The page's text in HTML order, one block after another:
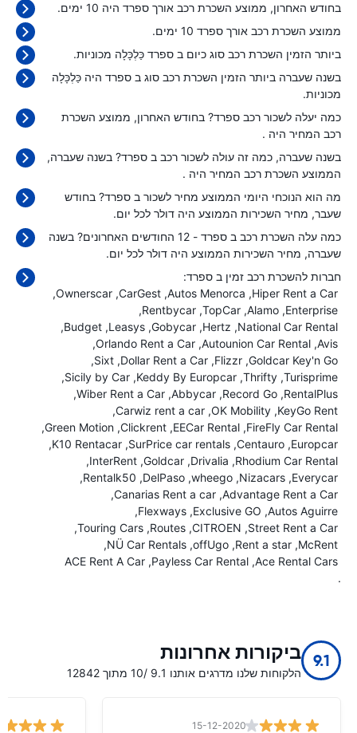
בחודש האחרון, ממוצע השכרת רכב אורך ספרד היה 10 ימים.
ממוצע השכרת רכב אורך ספרד 10 ימים.
ביותר הזמין השכרת רכב סוג כיום ב ספרד כַּלְכָּלָה מכוניות.
בשנה שעברה ביותר הזמין השכרת רכב סוג ב ספרד היה כַּלְכָּלָה
מכוניות.
כמה יעלה לשכור רכב ספרד? בחודש האחרון, ממוצע השכרת
רכב המחיר היה .
בשנה שעברה, כמה זה עולה לשכור רכב ב ספרד? בשנה שעברה,
הממוצע השכרת רכב המחיר היה .
מה הוא הנוכחי היומי הממוצע מחיר לשכור ב ספרד? בחודש
שעבר, מחיר השכירות הממוצע היה דולר לכל יום.
כמה עלה השכרת רכב ב ספרד - 12 החודשים האחרונים? בשנה
שעברה, מחיר השכירות הממוצע היה דולר לכל יום.
חברות להשכרת רכב זמין ב ספרד:
Hiper Rent a Car
Autos Menorca
CarGest
Ownerscar
Enterprise
Alamo
TopCar
Rentbycar
National Car Rental
Hertz
Gobycar
Leasys
Budget
Avis
Autounion Car Rental
Orlando Rent a Car
Goldcar Key'n Go
Flizzr
Dollar Rent a Car
Sixt
Turisprime
Thrifty
Keddy By Europcar
Sicily by Car
RentalPlus
Record Go
Abbycar
Wiber Rent a Car
KeyGo Rent
OK Mobility
Carwiz rent a car
FireFly Car Rental
EECar Rental
Clickrent
Green Motion
Europcar
Centauro
SurPrice car rentals
K10 Rentacar
Rhodium Car Rental
Drivalia
Goldcar
InterRent
Everycar
Nizacars
wheego
DelPaso
Rentalk50
Advantage Rent a Car
Canarias Rent a car
Autos Aguirre
Exclusive GO
Flexways
Street Rent a Car
CITROEN
Routes
Touring Cars
McRent
Rent a star
offUgo
NÜ Car Rentals
Ace Rental Cars
Payless Car Rental
ACE Rent A Car
.
9.1 ביקורות אחרונות
הלקוחות שלנו מדרגים אותנו 9.1 /10 מתוך 12842
15-12-2020